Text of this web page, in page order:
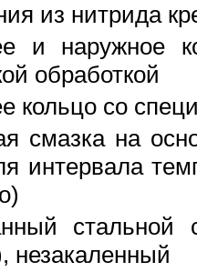
из нитрида
и наружное
обработкой
кольцо со
смазка на
интервала
стальной
незакаленный